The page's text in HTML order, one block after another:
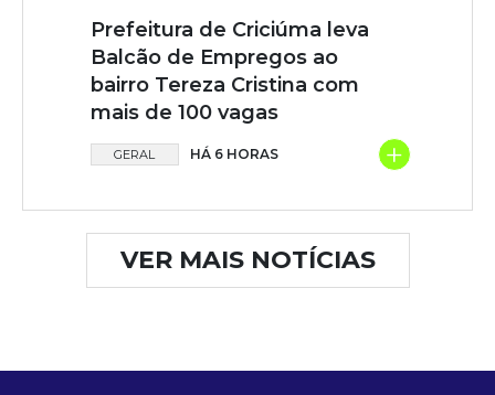
Prefeitura de Criciúma leva
Balcão de Empregos ao
bairro Tereza Cristina com
mais de 100 vagas
GERAL HÁ 6 HORAS +
VER MAIS NOTÍCIAS